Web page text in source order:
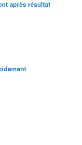
après résultat